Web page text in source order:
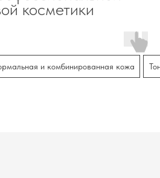
косметики
и комбинированная кожа